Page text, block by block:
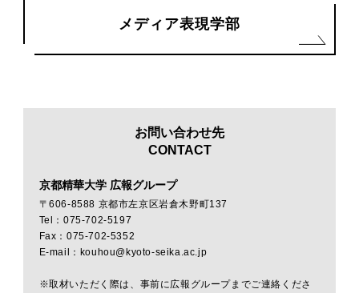
メディア表現学部
お問い合わせ先
CONTACT
京都精華大学 広報グループ
〒606-8588 京都市左京区岩倉木野町137
Tel：075-702-5197
Fax：075-702-5352
E-mail：kouhou@kyoto-seika.ac.jp
※取材いただく際は、事前に広報グループまでご連絡くださ